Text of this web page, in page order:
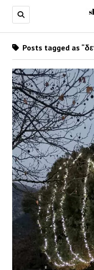
Posts tagged as